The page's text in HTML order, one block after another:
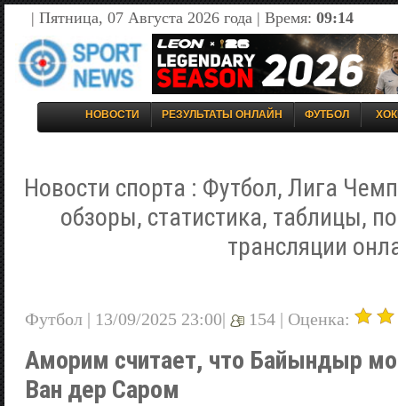
| Пятница, 07 Августа 2026 года | Время: 09:14
НОВОСТИ РЕЗУЛЬТАТЫ ОНЛАЙН ФУТБОЛ
Новости спорта : Футбол, Лига
обзоры, статистика, таблицы,
трансляции
Футбол | 13/09/2025 23:00| 154 | Оценка:
Аморим считает, что Байындыр
Ван дер Саром